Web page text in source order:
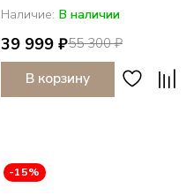
Наличие: В наличии
55 300 ₽
39 999 ₽
В корзину
-15%